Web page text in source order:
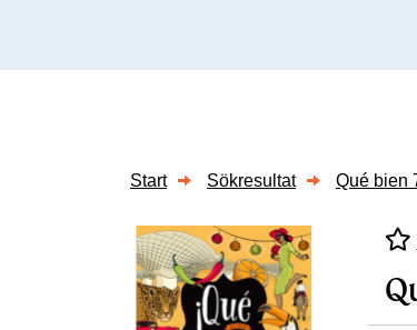
Start Sökresultat Qué bien